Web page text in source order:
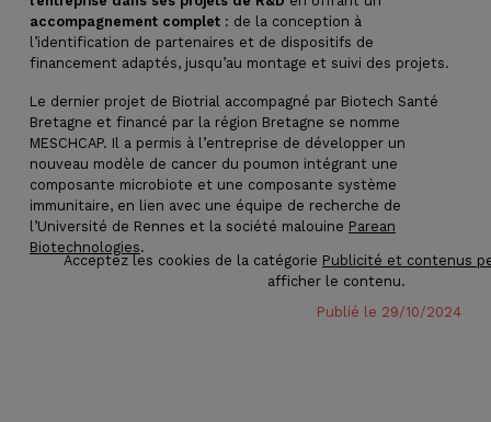
Acceptez les cookies de la catégorie Publicité et contenus
afficher le contenu.
accompagnement complet : de la conception à
l’identification de partenaires et de dispositifs de
financement adaptés, jusqu’au montage et suivi des projets.
Le dernier projet de Biotrial accompagné par Biotech Santé
Bretagne et financé par la région Bretagne se nomme
MESCHCAP. Il a permis à l’entreprise de développer un
nouveau modèle de cancer du poumon intégrant une
composante microbiote et une composante système
immunitaire, en lien avec une équipe de recherche de
l’Université de Rennes et la société malouine Parean
Biotechnologies.
Publié le 29/10/2024